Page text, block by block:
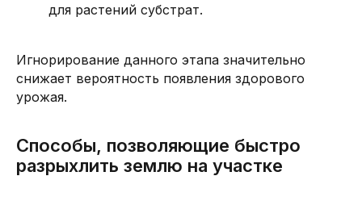
для растений субстрат.
Игнорирование данного этапа значительно
снижает вероятность появления здорового
урожая.
Способы, позволяющие быстро
разрыхлить землю на участке